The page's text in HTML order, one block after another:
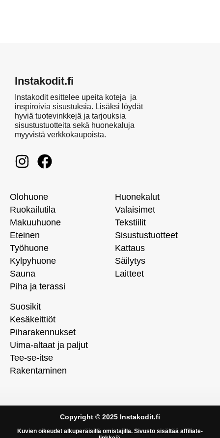
Instakodit.fi
Instakodit esittelee upeita koteja ja
inspiroivia sisustuksia. Lisäksi löydät
hyviä tuotevinkkejä ja tarjouksia
sisustustuotteita sekä huonekaluja
myyvistä verkkokaupoista.
Olohuone
Ruokailutila
Makuuhuone
Eteinen
Työhuone
Kylpyhuone
Sauna
Piha ja terassi
Huonekalut
Valaisimet
Tekstiilit
Sisustustuotteet
Kattaus
Säilytys
Laitteet
Suosikit
Kesäkeittiöt
Piharakennukset
Uima-altaat ja paljut
Tee-se-itse
Rakentaminen
Copyright © 2025 Instakodit.fi
Kuvien oikeudet alkuperäisillä omistajilla. Sivusto sisältää affiliate-